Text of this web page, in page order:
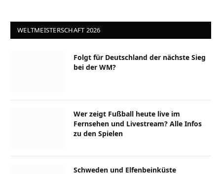
WELTMEISTERSCHAFT 2026
Folgt für Deutschland der nächste Sieg
bei der WM?
Wer zeigt Fußball heute live im
Fernsehen und Livestream? Alle Infos
zu den Spielen
Schweden und Elfenbeinküste